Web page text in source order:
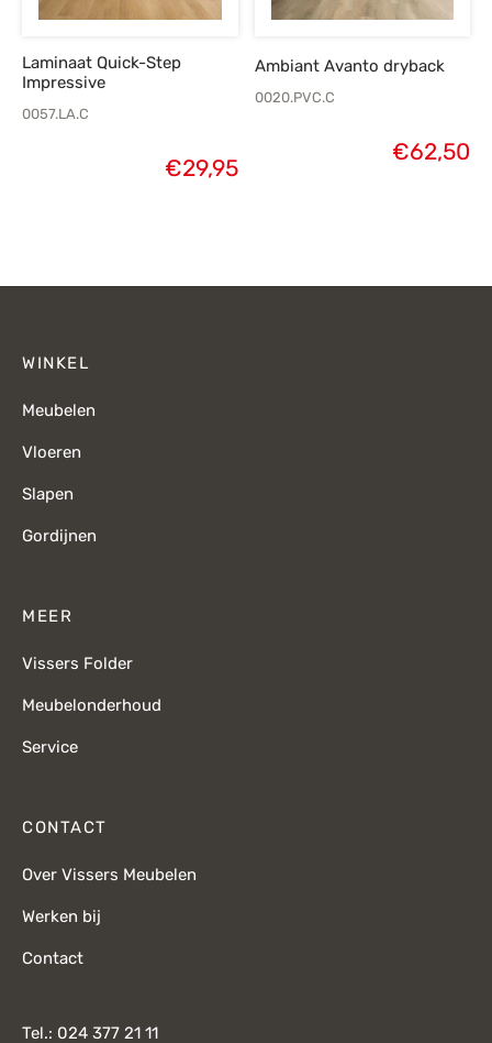
Laminaat Quick-Step
Impressive
0057.LA.C
€29,95
Ambiant Avanto dryback
0020.PVC.C
€62,50
WINKEL
Meubelen
Vloeren
Slapen
Gordijnen
MEER
Vissers Folder
Meubelonderhoud
Service
CONTACT
Over Vissers Meubelen
Werken bij
Contact
Tel.: 024 377 21 11